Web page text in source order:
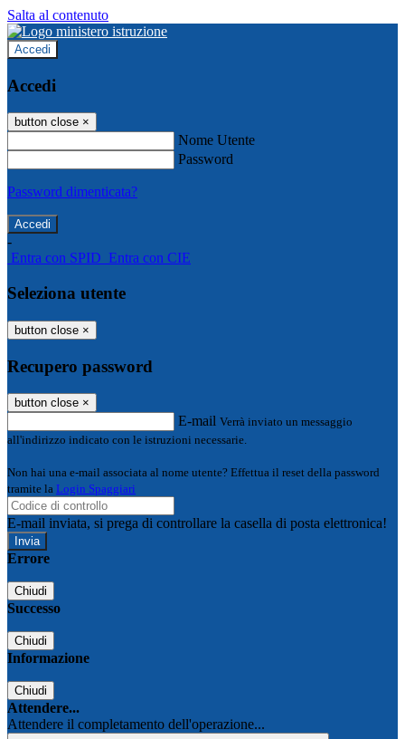
Salta al contenuto
Accedi
Accedi
button close ×
Nome Utente
Password
Password dimenticata?
-
Entra con SPID Entra con CIE
Seleziona utente
button close ×
Recupero password
button close ×
E-mail Verrà inviato un messaggio
all'indirizzo indicato con le istruzioni necessarie.
Non hai una e-mail associata al nome utente? Effettua il reset della password
tramite la Login Spaggiari
E-mail inviata, si prega di controllare la casella di posta elettronica!
Errore
Chiudi
Successo
Chiudi
Informazione
Chiudi
Attendere...
Attendere il completamento dell'operazione...